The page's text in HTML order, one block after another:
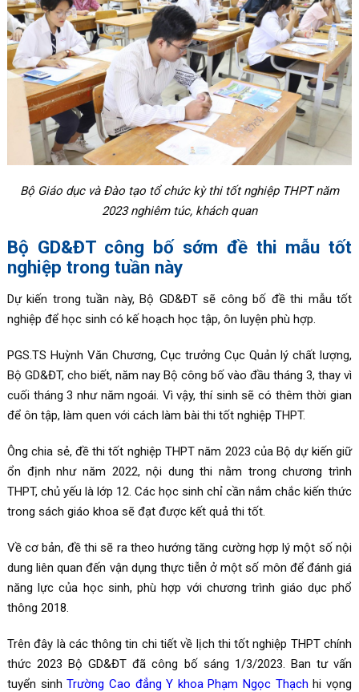
Bộ Giáo dục và Đào tạo tổ chức kỳ thi tốt nghiệp THPT năm
2023 nghiêm túc, khách quan
Bộ GD&ĐT công bố sớm đề thi mẫu tốt
nghiệp trong tuần này
Dự kiến trong tuần này, Bộ GD&ĐT sẽ công bố đề thi mẫu tốt
nghiệp để học sinh có kế hoạch học tập, ôn luyện phù hợp.
PGS.TS Huỳnh Văn Chương, Cục trưởng Cục Quản lý chất lượng,
Bộ GD&ĐT, cho biết, năm nay Bộ công bố vào đầu tháng 3, thay vì
cuối tháng 3 như năm ngoái. Vì vậy, thí sinh sẽ có thêm thời gian
để ôn tập, làm quen với cách làm bài thi tốt nghiệp THPT.
Ông chia sẻ, đề thi tốt nghiệp THPT năm 2023 của Bộ dự kiến giữ
ổn định như năm 2022, nội dung thi nằm trong chương trình
THPT, chủ yếu là lớp 12. Các học sinh chỉ cần nắm chắc kiến thức
trong sách giáo khoa sẽ đạt được kết quả thi tốt.
Về cơ bản, đề thi sẽ ra theo hướng tăng cường hợp lý một số nội
dung liên quan đến vận dụng thực tiễn ở một số môn để đánh giá
năng lực của học sinh, phù hợp với chương trình giáo dục phổ
thông 2018.
Trên đây là các thông tin chi tiết về lịch thi tốt nghiệp THPT chính
thức 2023 Bộ GD&ĐT đã công bố sáng 1/3/2023. Ban tư vấn
tuyển sinhTrường Cao đẳng Y khoa Phạm Ngọc Thạch hi vọng